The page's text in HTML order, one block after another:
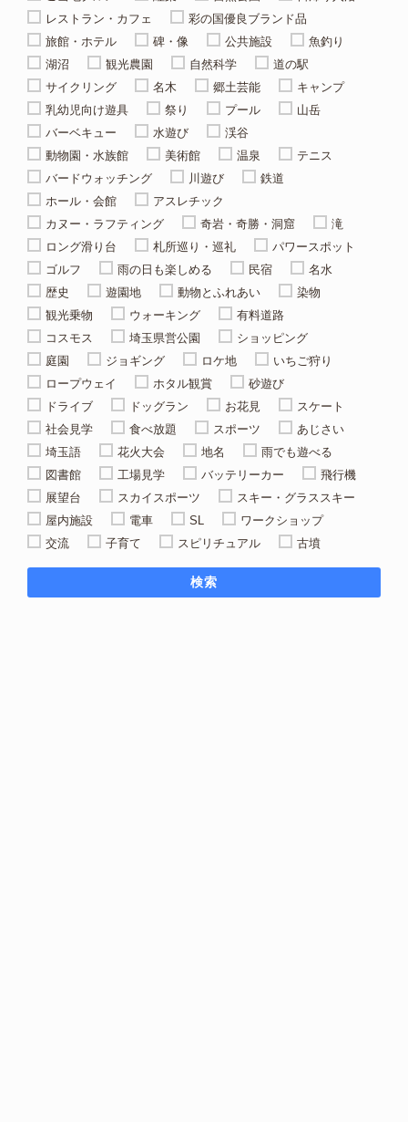
レストラン・カフェ
彩の国優良ブランド品
旅館・ホテル
碑・像 公共施設
魚釣り
湖沼
観光農園 自然科学
道の駅
サイクリング
名木 郷土芸能
キャンプ
乳幼児向け遊具
祭り プール
山岳
バーベキュー
水遊び
渓谷
動物園・水族館
美術館 温泉
テニス
バードウォッチング
川遊び
鉄道
ホール・会館
アスレチック
カヌー・ラフティング
奇岩・奇勝・洞窟
滝
ロング滑り台
札所巡り・巡礼
パワースポット
ゴルフ
雨の日も楽しめる 民宿
名水
歴史
遊園地 動物とふれあい
染物
観光乗物
ウォーキング
有料道路
コスモス
埼玉県営公園
ショッピング
庭園
ジョギング ロケ地
いちご狩り
ロープウェイ
ホタル観賞
砂遊び
ドライブ
ドッグラン お花見
スケート
社会見学
食べ放題 スポーツ
あじさい
埼玉語
花火大会 地名
雨でも遊べる
図書館
工場見学 バッテリーカー
飛行機
展望台
スカイスポーツ
スキー・グラススキー
屋内施設
電車 SL
ワークショップ
交流
子育て スピリチュアル 古墳
検索